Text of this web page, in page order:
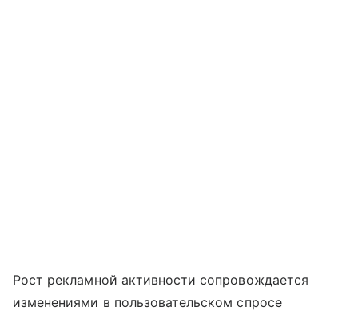
Рост рекламной активности сопровождается
изменениями в пользовательском спросе